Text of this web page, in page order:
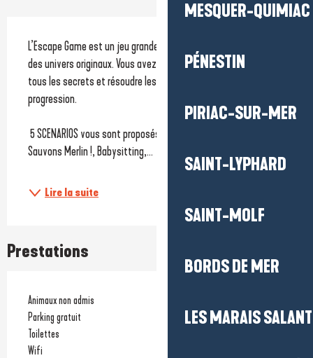
MESQUER-QUIMIAC
PÉNESTIN
PIRIAC-SUR-MER
SAINT-LYPHARD
SAINT-MOLF
BORDS DE MER
LES MARAIS
Description
L’Escape Game est un jeu grandeur nature se déroulant dans
des univers originaux. Vous avez 60 minutes pour en découvrir
tous les secrets et résoudre les énigmes qui entraveront votre
progression.
Sauvons Merlin !, Babysitting,...
Lire la suite
Prestations
Animaux non admis
Parking gratuit
Toilettes
Wifi